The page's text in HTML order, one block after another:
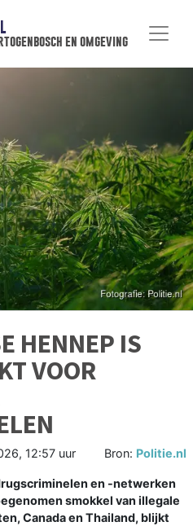
en omgeving
HENNEP IS
VOOR
12:57 uur Bron: Politie.nl
en -netwerken
smokkel van illegale
Canada en Thailand, blijkt